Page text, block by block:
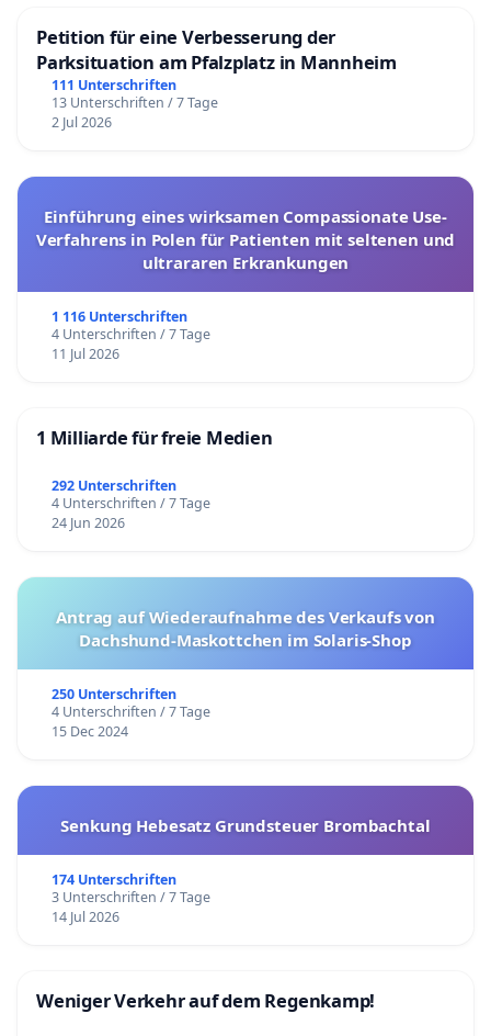
Petition für eine Verbesserung der
Parksituation am Pfalzplatz in Mannheim
111 Unterschriften
13 Unterschriften / 7 Tage
2 Jul 2026
Einführung eines wirksamen Compassionate Use-
Verfahrens in Polen für Patienten mit seltenen und
ultrararen Erkrankungen
1 116 Unterschriften
4 Unterschriften / 7 Tage
11 Jul 2026
1 Milliarde für freie Medien
292 Unterschriften
4 Unterschriften / 7 Tage
24 Jun 2026
Antrag auf Wiederaufnahme des Verkaufs von
Dachshund-Maskottchen im Solaris-Shop
250 Unterschriften
4 Unterschriften / 7 Tage
15 Dec 2024
Senkung Hebesatz Grundsteuer Brombachtal
174 Unterschriften
3 Unterschriften / 7 Tage
14 Jul 2026
Weniger Verkehr auf dem Regenkamp!